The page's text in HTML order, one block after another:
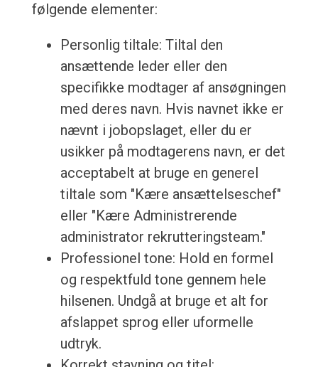
følgende elementer:
Personlig tiltale: Tiltal den
ansættende leder eller den
specifikke modtager af ansøgningen
med deres navn. Hvis navnet ikke er
nævnt i jobopslaget, eller du er
usikker på modtagerens navn, er det
acceptabelt at bruge en generel
tiltale som "Kære ansættelseschef"
eller "Kære Administrerende
administrator rekrutteringsteam."
Professionel tone: Hold en formel
og respektfuld tone gennem hele
hilsenen. Undgå at bruge et alt for
afslappet sprog eller uformelle
udtryk.